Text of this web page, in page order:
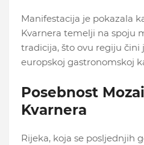
Manifestacija je pokazala
Kvarnera temelji na spoju
tradicija, što ovu regiju čini
europskoj gastronomskoj
Posebnost
Kvarnera
Rijeka, koja se posljednjih